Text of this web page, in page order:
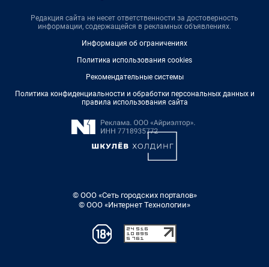
Редакция сайта не несет ответственности за достоверность
информации, содержащейся в рекламных объявлениях.
Информация об ограничениях
Политика использования cookies
Рекомендательные системы
Политика конфиденциальности и обработки персональных данных и
правила использования сайта
© ООО «Сеть городских порталов»
© ООО «Интернет Технологии»